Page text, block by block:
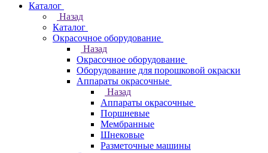
Каталог
Назад
Каталог
Окрасочное оборудование
Назад
Окрасочное оборудование
Оборудование для порошковой окраски
Аппараты окрасочные
Назад
Аппараты окрасочные
Поршневые
Мембранные
Шнековые
Разметочные машины